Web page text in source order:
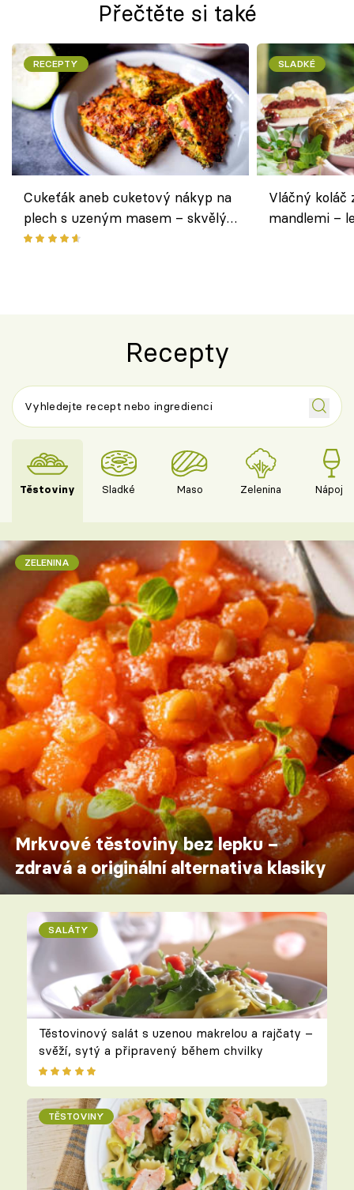
Přečtěte si také
RECEPTY
Cukeťák aneb cuketový nákyp na
plech s uzeným masem – skvělý
způsob, jak zpracovat přerostlé
SLADKÉ
Vláčný koláč
mandlemi –
Recepty
Těstoviny Sladké Maso Zelenina Nápoje
ZELENINA
Mrkvové těstoviny bez lepku –
zdravá a originální alternativa klasiky
SALÁTY
Těstovinový salát s uzenou makrelou a rajčaty –
svěží, sytý a připravený během chvilky
TĚSTOVINY